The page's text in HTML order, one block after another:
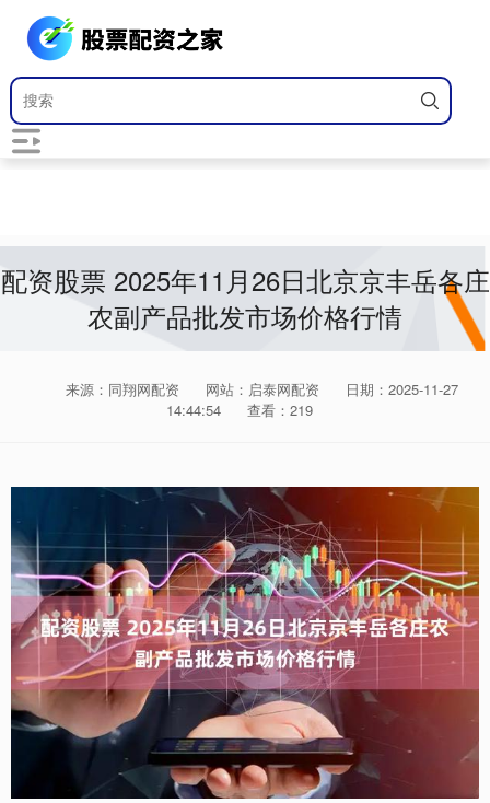
配资股票 2025年11月26日北京京丰岳各庄
农副产品批发市场价格行情
来源：同翔网配资 网站：启泰网配资
日期：2025-11-27
14:44:54
查看：219